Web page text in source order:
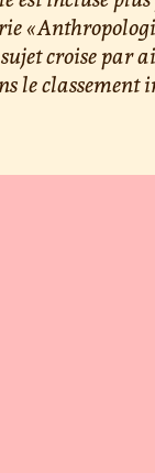
«
croise par
le